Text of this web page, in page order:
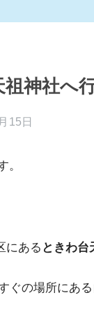
祖神社へ
15日
。
にある ときわ台
ぐの場所にある